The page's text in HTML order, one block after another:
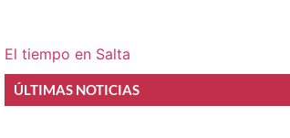
El tiempo en Salta
ÚLTIMAS NOTICIAS